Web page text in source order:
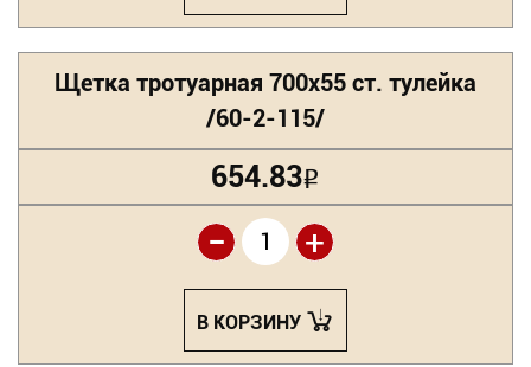
Щетка тротуарная 700х55 ст. тулейка
/60-2-115/
654.83Р
+
-
В КОРЗИНУ